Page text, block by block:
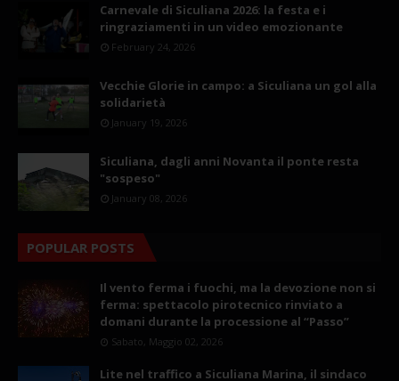
Carnevale di Siculiana 2026: la festa e i
ringraziamenti in un video emozionante
February 24, 2026
Vecchie Glorie in campo: a Siculiana un gol alla
solidarietà
January 19, 2026
Siculiana, dagli anni Novanta il ponte resta
"sospeso"
January 08, 2026
POPULAR POSTS
Il vento ferma i fuochi, ma la devozione non si
ferma: spettacolo pirotecnico rinviato a
domani durante la processione al “Passo”
Sabato, Maggio 02, 2026
Lite nel traffico a Siculiana Marina, il sindaco